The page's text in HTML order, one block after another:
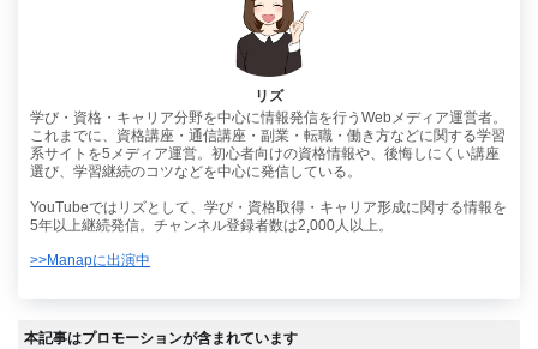
リズ
学び・資格・キャリア分野を中心に情報発信を行うWebメディア運営者。
これまでに、資格講座・通信講座・副業・転職・働き方などに関する学習
系サイトを5メディア運営。初心者向けの資格情報や、後悔しにくい講座
選び、学習継続のコツなどを中心に発信している。
YouTubeではリズとして、学び・資格取得・キャリア形成に関する情報を
5年以上継続発信。チャンネル登録者数は2,000人以上。
>>Manapに出演中
本記事はプロモーションが含まれています